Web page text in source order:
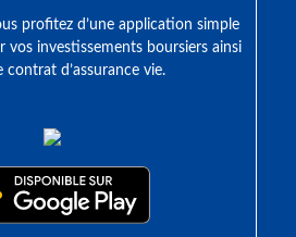
profitez d’une application simple
vos investissements boursiers ainsi
contrat d’assurance vie.